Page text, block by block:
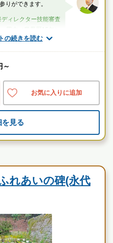
の続きを読む
りができます。
ィレクター技能審査
～
お気に入りに追加
を見る
れあいの碑(永代